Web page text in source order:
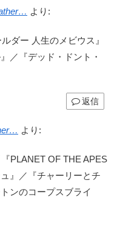
より:
ダー 人生のメビウス』
／『デッド・ドント・
返信
より:
PLANET OF THE APES
』／『チャーリーとチ
ンのコープスブライ